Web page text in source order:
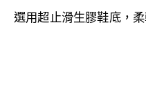
選用超止滑生膠鞋底，